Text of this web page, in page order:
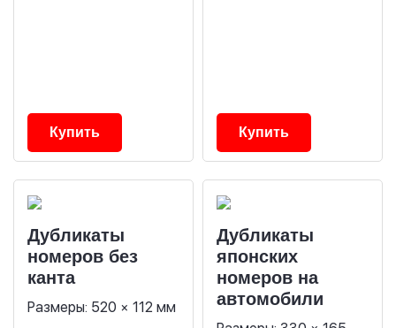
Купить Купить
Дубликаты
номеров без
канта
Размеры: 520 × 112 мм
Дубликаты
японских
номеров на
автомобили